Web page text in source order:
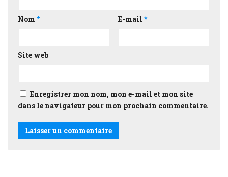
Nom * E-mail *
Site web
Enregistrer mon nom, mon e-mail et mon site
dans le navigateur pour mon prochain commentaire.